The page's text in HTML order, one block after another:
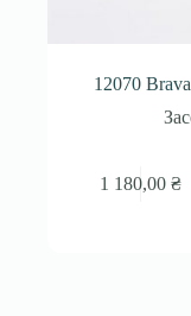
12070
1 180,00₴